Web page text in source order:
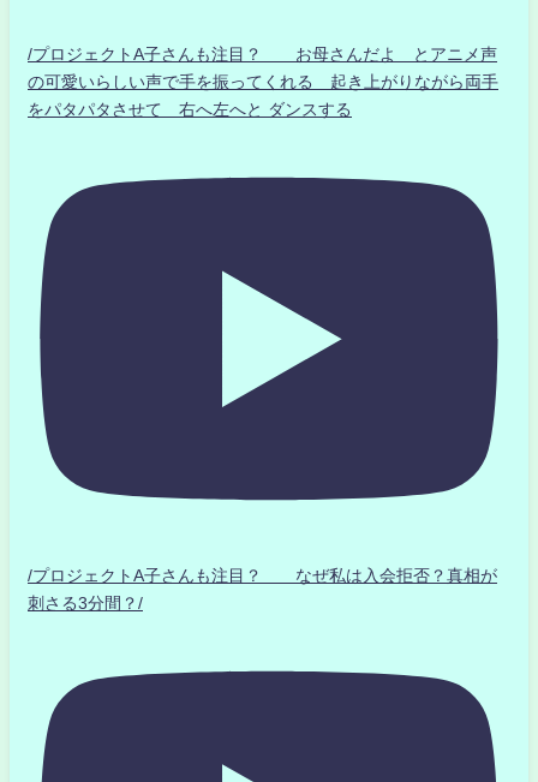
/プロジェクトA子さんも注目？ お母さんだよ とアニメ声
の可愛いらしい声で手を振ってくれる 起き上がりながら両手
をパタパタさせて 右へ左へと ダンスする
/プロジェクトA子さんも注目？ なぜ私は入会拒否？真相が
刺さる3分間？/